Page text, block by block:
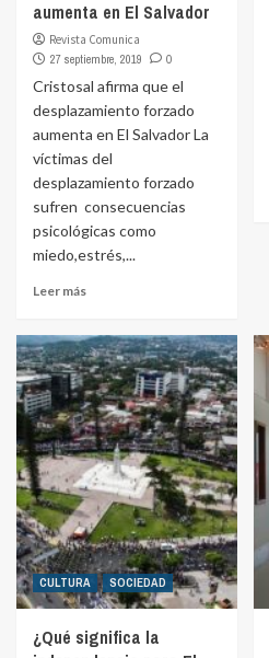
aumenta en El Salvador
Revista Comunica
27 septiembre, 2019
0
Cristosal afirma que el
desplazamiento forzado
aumenta en El Salvador La
víctimas del
desplazamiento forzado
sufren consecuencias
psicológicas como
miedo,estrés,...
Leer más
CULTURA SOCIEDAD
¿Qué significa la